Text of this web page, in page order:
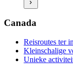
Vluchten &
Praktische
Canada
Reisroutes ter
Kleinschalige
Unieke